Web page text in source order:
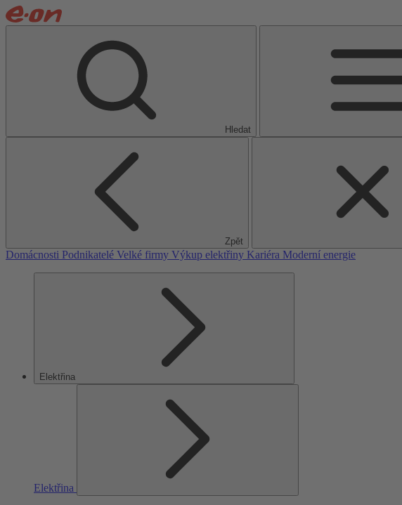
Hledat
Zpět
Domácnosti Podnikatelé Velké firmy Výkup elektřiny Kariéra Moderní energie
Elektřina
Elektřina